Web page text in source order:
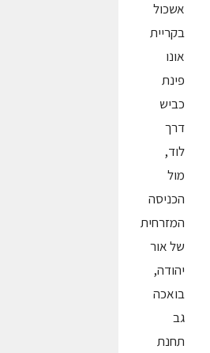
אשכול
בקריית
אונו
פינת
כביש
דרך
לוד,
מול
הכניסה
המזרחית
של אור
יהודה,
בואכה
גב
תחנת